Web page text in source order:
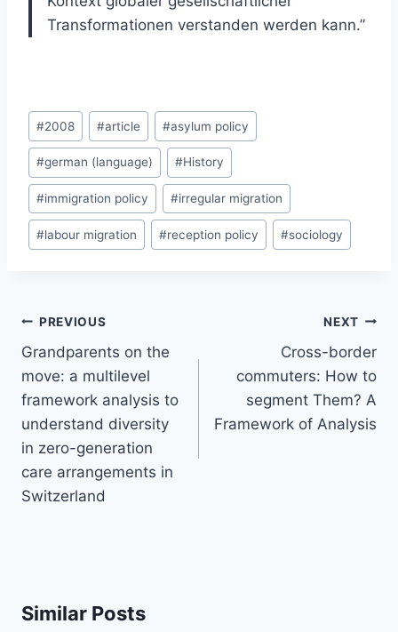
Transformationen verstanden werden kann.”
Post
Tags:
#2008 #article #asylum policy
#german (language) #History
#immigration policy #irregular migration
#labour migration #reception policy #sociology
Post
navigation
PREVIOUS
Grandparents on the
move: a multilevel
framework analysis to
understand diversity
in zero-generation
care arrangements in
Switzerland
NEXT
Cross-border
commuters: How to
segment Them? A
Framework of Analysis
Similar Posts